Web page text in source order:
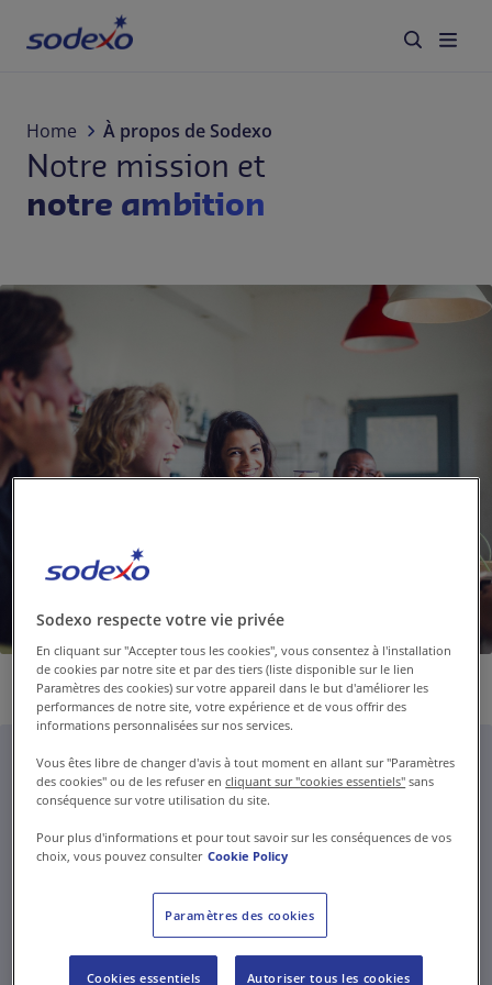
Services et marques
Responsabilité d'Entreprise
Blog
Jobs
NL-BE
Home À propos de Sodexo
Notre mission et
notre ambition
Notre mission
Depuis le premier jour, la mission de notre
entreprise est d'améliorer la qualité de vie de nos
collaborateurs et de tous ceux que nous servons, et
contribuer au développement économique et social
ainsi qu'à la protection de l'environnement dans les
Sodexo respecte votre vie privée
En cliquant sur "Accepter tous les cookies", vous consentez à l'installation
de cookies par notre site et par des tiers (liste disponible sur le lien
Paramètres des cookies) sur votre appareil dans le but d'améliorer les
performances de notre site, votre expérience et de vous offrir des
informations personnalisées sur nos services.
Vous êtes libre de changer d'avis à tout moment en allant sur "Paramètres
des cookies" ou de les refuser encliquant sur "cookies essentiels" sans
conséquence sur votre utilisation du site.
Pour plus d'informations et pour tout savoir sur les conséquences de vos
choix, vous pouvez consulter Cookie Policy
Paramètres des cookies
Cookies essentiels Autoriser tous les cookies